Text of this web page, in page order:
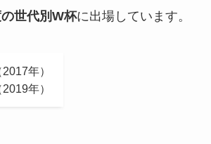
世代別W杯に出場しています。
年）
年）